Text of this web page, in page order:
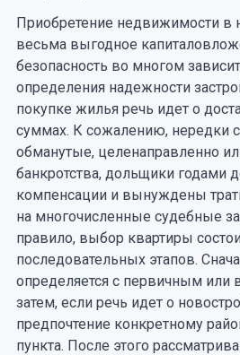
Приобретение недвижимости в
весьма выгодное
безопасность во многом
определения надежности
покупке жилья речь идет о
суммах. К сожалению, нередки
обманутые, целенаправленно
банкротства, дольщики годами
компенсации и вынуждены
на многочисленные судебные
правило, выбор квартиры
последовательных этапов.
определяется с первичным
затем, если речь идет о
предпочтение конкретному
пункта. После этого